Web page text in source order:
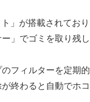
」が搭載されてお
」でゴミを取り残し
フィルターを定期
終わると自動でホ